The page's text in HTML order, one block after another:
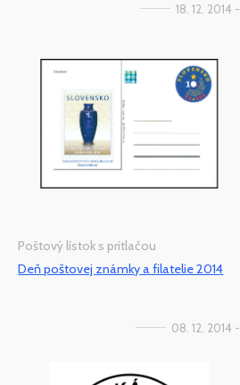
18. 12. 2014 -
Poštový lístok s prítlačou
Deň poštovej známky a filatelie 2014
08. 12. 2014 -